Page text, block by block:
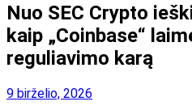
Nuo SEC Crypto
kaip „Coinbase“
reguliavimo karą
9 birželio, 2026